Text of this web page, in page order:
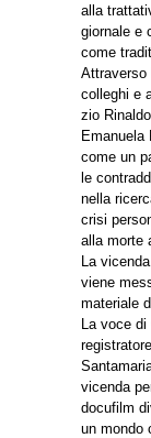
alla
giornale e
come
Attraverso
colleghi e
zio
come un
le
nella
crisi
alla morte
La
viene
materiale
La voce
vicenda
docufilm
un mondo